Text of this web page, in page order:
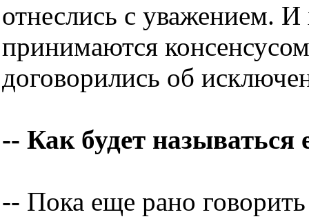
отнеслись с уважением.
принимаются
договорились об
-- Как будет называться
-- Пока еще рано